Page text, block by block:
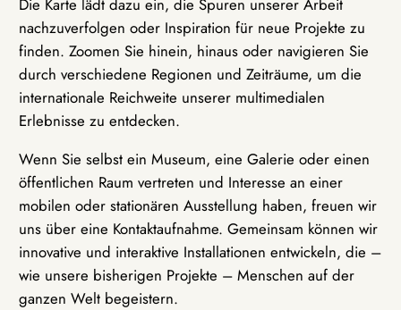
Die Karte lädt dazu ein, die Spuren unserer Arbeit
nachzuverfolgen oder Inspiration für neue Projekte zu
finden. Zoomen Sie hinein, hinaus oder navigieren Sie
durch verschiedene Regionen und Zeiträume, um die
internationale Reichweite unserer multimedialen
Erlebnisse zu entdecken.
Wenn Sie selbst ein Museum, eine Galerie oder einen
öffentlichen Raum vertreten und Interesse an einer
mobilen oder stationären Ausstellung haben, freuen wir
uns über eine Kontaktaufnahme. Gemeinsam können wir
innovative und interaktive Installationen entwickeln, die –
wie unsere bisherigen Projekte – Menschen auf der
ganzen Welt begeistern.